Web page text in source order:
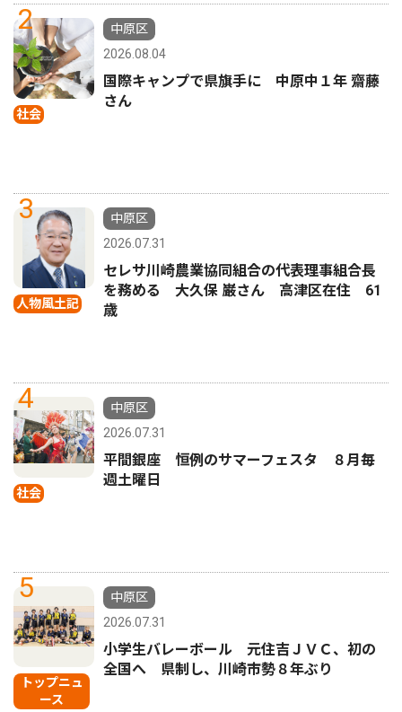
2
社会
中原区
2026.08.04
国際キャンプで県旗手に 中原中１年 齋藤
さん
3
人物風土記
中原区
2026.07.31
セレサ川崎農業協同組合の代表理事組合長
を務める 大久保 巌さん 高津区在住 61
歳
4
社会
中原区
2026.07.31
平間銀座 恒例のサマーフェスタ ８月毎
週土曜日
5
トップニュ
ース
中原区
2026.07.31
小学生バレーボール 元住吉ＪＶＣ、初の
全国へ 県制し、川崎市勢８年ぶり